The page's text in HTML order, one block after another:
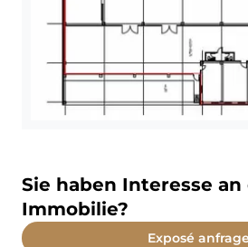
Sie haben Interesse an
Immobilie?
Exposé